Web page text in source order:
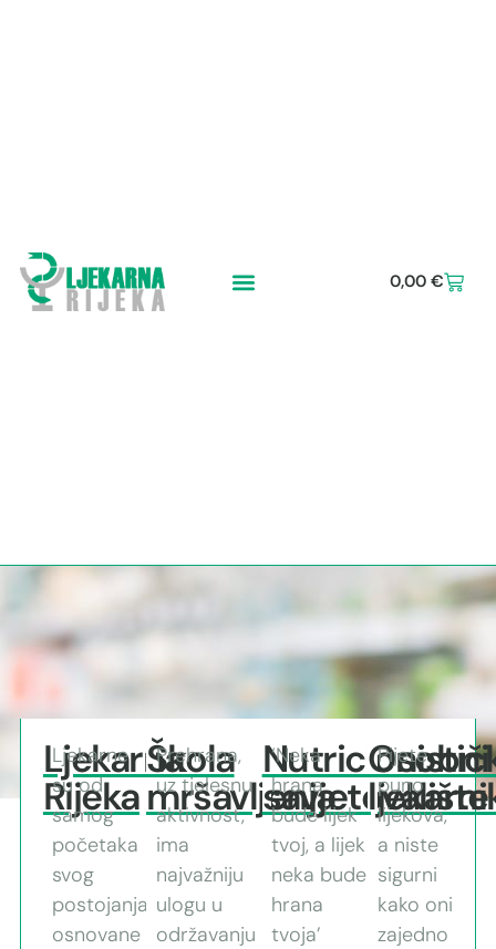
0,00 €
Ljekarna
Rijeka
Ljekarne
su od
samog
početaka
svog
postojanja
osnovane
Škola
mršavljenja
Prehrana,
uz tjelesnu
aktivnost,
ima
najvažniju
ulogu u
održavanju
savjetovalište
‘Neka
hrana
bude lijek
tvoj, a lijek
neka bude
hrana
tvoja’
Osobni
Pijete
puno
lijekova,
a niste
sigurni
kako oni
zajedno